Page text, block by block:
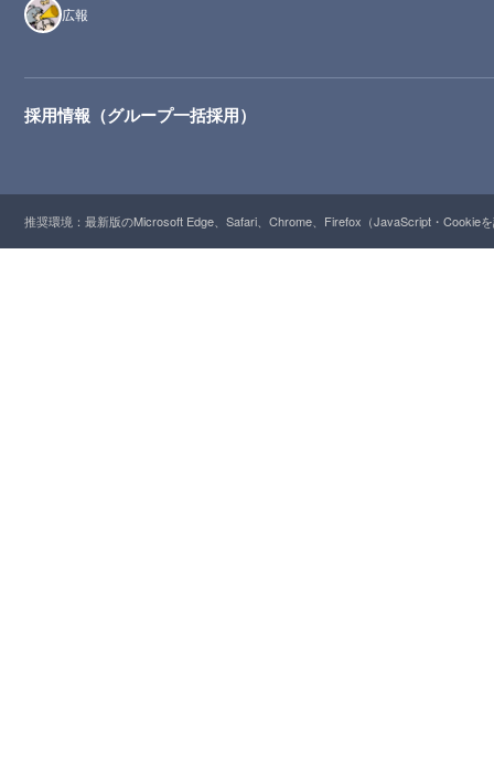
広報
採用情報（グループ一括採用）
推奨環境：最新版のMicrosoft Edge、Safari、Chrome、Firefox（JavaScript・Cookie